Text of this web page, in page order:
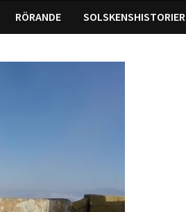
RÖRANDE SOLSKENSHISTORIER